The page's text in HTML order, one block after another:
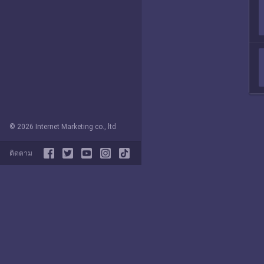
© 2026 Internet Marketing co., ltd
ติดตาม